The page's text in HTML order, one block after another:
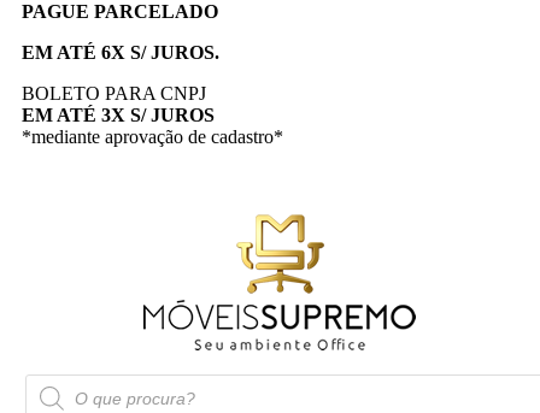
PAGUE PARCELADO
EM ATÉ 6X S/ JUROS.
BOLETO PARA CNPJ
EM ATÉ 3X S/ JUROS
*mediante aprovação de cadastro*
Pesquisar
produtos